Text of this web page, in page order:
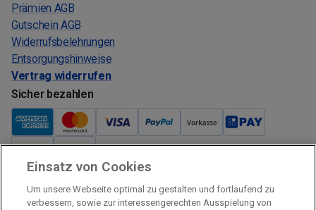
Prämien AGB
Gutschein AGB
Widerrufsbelehrungen
Entsorgungshinweise
Vertrag widerrufen
Sicher bezahlen
Verkauf und Versand
Kostenloser Versand:
Einsatz von Cookies
Um unsere Webseite optimal zu gestalten und fortlaufend zu
verbessern, sowie zur interessengerechten Ausspielung von